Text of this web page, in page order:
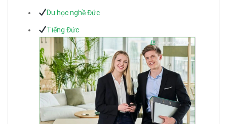
Du học nghề Đức
Tiếng Đức